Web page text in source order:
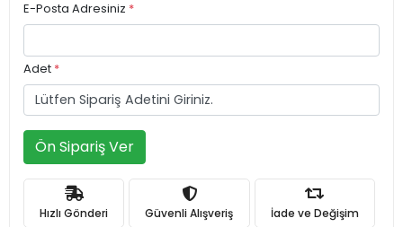
E-Posta Adresiniz *
Adet *
Ön Sipariş Ver
Hızlı Gönderi Güvenli Alışveriş İade ve Değişim